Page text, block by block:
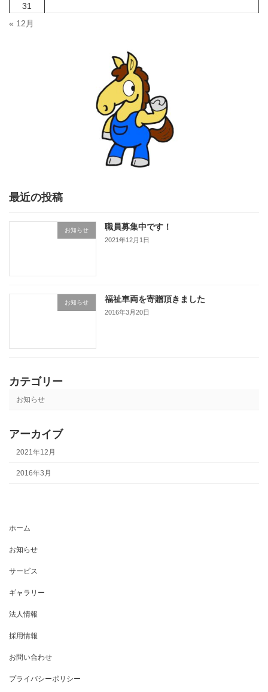
31
« 12月
最近の投稿
お知らせ 職員募集中です！
2021年12月1日
お知らせ 福祉車両を寄贈頂きました
2016年3月20日
カテゴリー
お知らせ
アーカイブ
2021年12月
2016年3月
ホーム
お知らせ
サービス
ギャラリー
法人情報
採用情報
お問い合わせ
プライバシーポリシー